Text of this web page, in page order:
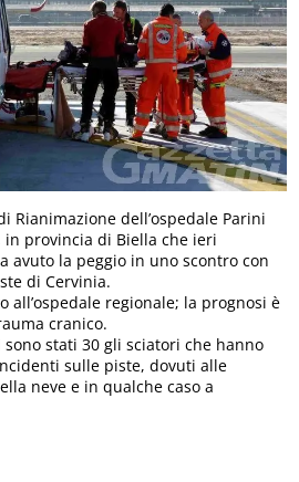
Rianimazione dell’ospedale Parini
in provincia di Biella che ieri
avuto la peggio in uno scontro con
di Cervinia.
all’ospedale regionale; la prognosi è
cranico.
stati 30 gli sciatori che hanno
sulle piste, dovuti alle
neve e in qualche caso a